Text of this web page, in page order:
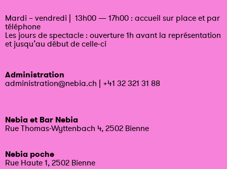
Mardi – vendredi | 13h00 — 17h00 : accueil sur place et par
téléphone
Les jours de spectacle : ouverture 1h avant la représentation
et jusqu’au début de celle-ci
Administration
administration@nebia.ch | +41 32 321 31 88
Nebia et Bar Nebia
Rue Thomas-Wyttenbach 4, 2502 Bienne
Nebia poche
Rue Haute 1, 2502 Bienne